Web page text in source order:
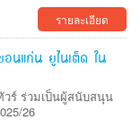
รายละเอียด
นแก่น ยูไนเต็ด ใน
วร์ ร่วมเป็นผู้สนับสนุน
26